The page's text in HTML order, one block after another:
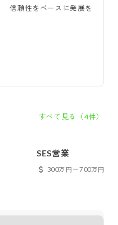
信頼性をベースに発展を
すべて見る（4件）
SES営業
300万円〜700万円